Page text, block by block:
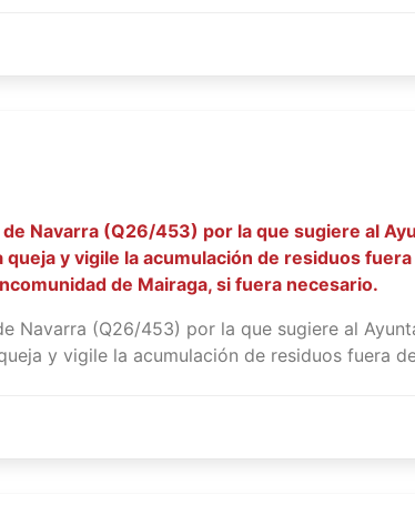
Navarra (Q26/453) por la que sugiere al
y vigile la acumulación de residuos
de Mairaga, si fuera necesario.
Navarra (Q26/453) por la que sugiere al
y vigile la acumulación de residuos fuera